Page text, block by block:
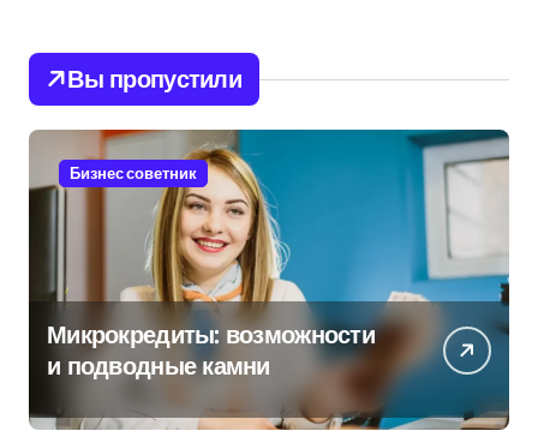
Вы пропустили
Бизнес советник
Микрокредиты: возможности
и подводные камни